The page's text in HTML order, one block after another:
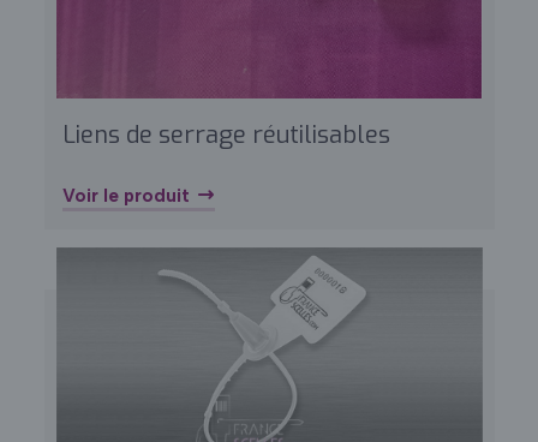
Liens de serrage réutilisables
Voir le produit